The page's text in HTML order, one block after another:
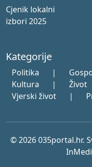
Cjenik lokalni
izbori 2025
Kategorije
Politika |
Kultura
| Život
Vjerski život
|
© 2026 035portal.hr.